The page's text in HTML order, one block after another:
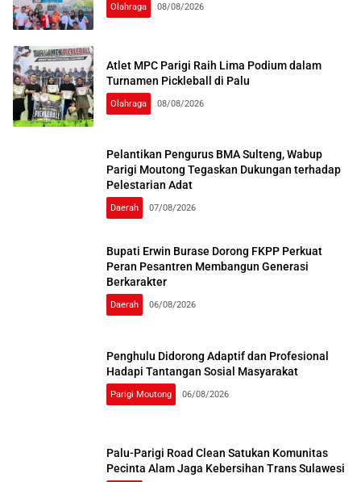
Olahraga 08/08/2026
Atlet MPC Parigi Raih Lima Podium dalam
Turnamen Pickleball di Palu
Olahraga 08/08/2026
Pelantikan Pengurus BMA Sulteng, Wabup
Parigi Moutong Tegaskan Dukungan terhadap
Pelestarian Adat
Daerah 07/08/2026
Bupati Erwin Burase Dorong FKPP Perkuat
Peran Pesantren Membangun Generasi
Berkarakter
Daerah 06/08/2026
Penghulu Didorong Adaptif dan Profesional
Hadapi Tantangan Sosial Masyarakat
Parigi Moutong 06/08/2026
Palu-Parigi Road Clean Satukan Komunitas
Pecinta Alam Jaga Kebersihan Trans Sulawesi